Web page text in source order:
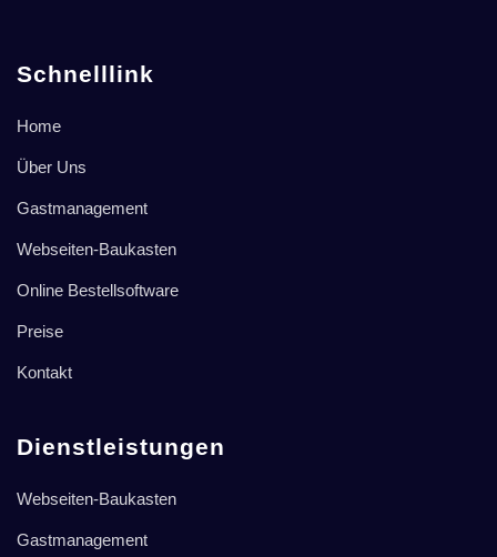
Schnelllink
Home
Über Uns
Gastmanagement
Webseiten-Baukasten
Online Bestellsoftware
Preise
Kontakt
Dienstleistungen
Webseiten-Baukasten
Gastmanagement